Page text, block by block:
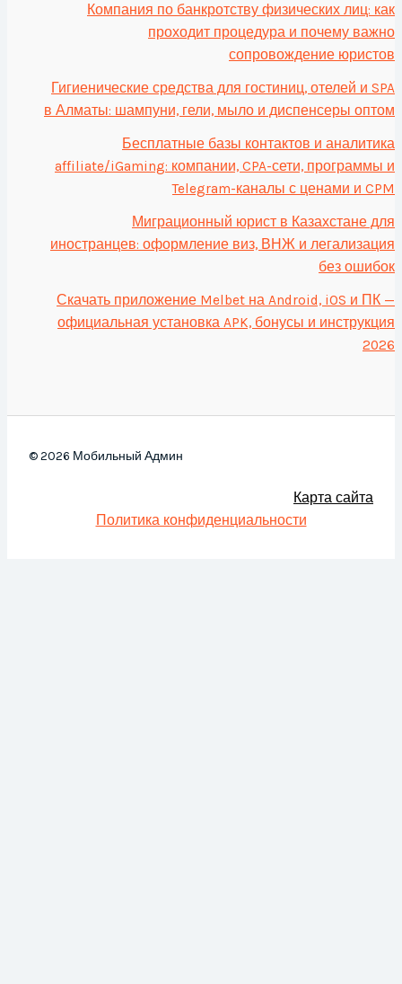
Компания по банкротству физических лиц: как
проходит процедура и почему важно
сопровождение юристов
Гигиенические средства для гостиниц, отелей и SPA
в Алматы: шампуни, гели, мыло и диспенсеры оптом
Бесплатные базы контактов и аналитика
affiliate/iGaming: компании, CPA-сети, программы и
Telegram-каналы с ценами и CPM
Миграционный юрист в Казахстане для
иностранцев: оформление виз, ВНЖ и легализация
без ошибок
Скачать приложение Melbet на Android, iOS и ПК —
официальная установка APK, бонусы и инструкция
2026
© 2026 Мобильный Админ
Карта сайта
Политика конфиденциальности